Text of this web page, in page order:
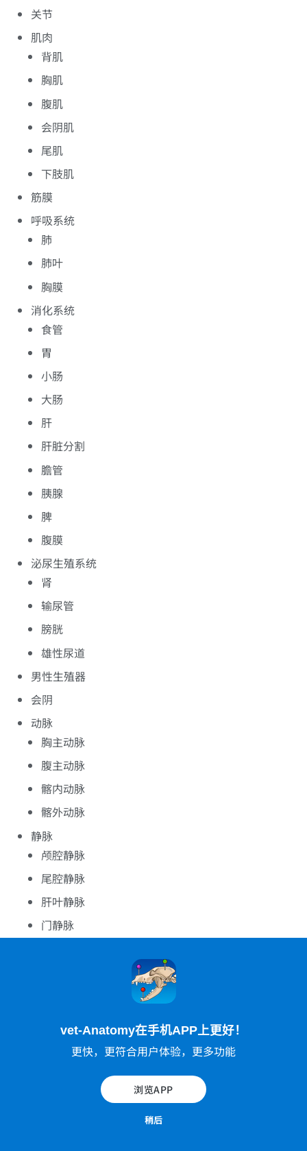
vet-Anatomy在手机APP上更好！
更快，更符合用户体验，更多功能
浏览APP
稍后
关节
肌肉
背肌
胸肌
腹肌
会阴肌
尾肌
下肢肌
筋膜
呼吸系统
肺
肺叶
胸膜
消化系统
食管
胃
小肠
大肠
肝
肝脏分割
膽管
胰腺
脾
腹膜
泌尿生殖系统
肾
输尿管
膀胱
雄性尿道
男性生殖器
会阴
动脉
胸主动脉
腹主动脉
髂内动脉
髂外动脉
静脉
颅腔静脉
尾腔静脉
肝叶静脉
门静脉
脊神经
自主神经系统
fka博士（荷兰乌得勒支）对健康的6岁雄性阉割犬